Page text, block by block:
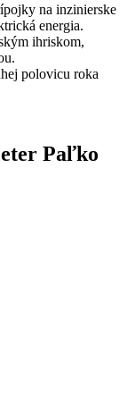
na inzinierske
energia.
ihriskom,
polovicu roka
Paľko